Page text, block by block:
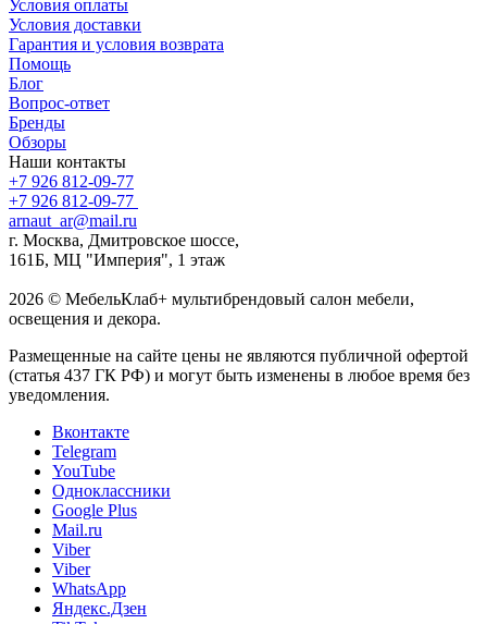
Условия оплаты
Условия доставки
Гарантия и условия возврата
Помощь
Блог
Вопрос-ответ
Бренды
Обзоры
Наши контакты
+7 926 812-09-77
+7 926 812-09-77
arnaut_ar@mail.ru
г. Москва, Дмитровское шоссе,
161Б, МЦ "Империя", 1 этаж
2026 © МебельКлаб+ мультибрендовый салон мебели,
освещения и декора.
Размещенные на сайте цены не являются публичной офертой
(статья 437 ГК РФ) и могут быть изменены в любое время без
уведомления.
Вконтакте
Telegram
YouTube
Одноклассники
Google Plus
Mail.ru
Viber
Viber
WhatsApp
Яндекс.Дзен